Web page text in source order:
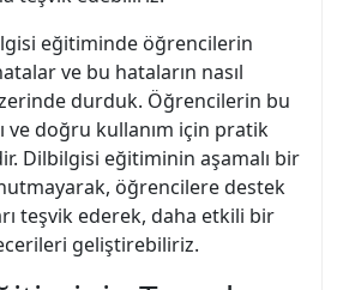
eğitiminde öğrencilerin
ve bu hataların nasıl
durduk. Öğrencilerin bu
ve doğru kullanım için pratik
Dilbilgisi eğitiminin aşamalı bir
öğrencilere destek
teşvik ederek, daha etkili bir
geliştirebiliriz.